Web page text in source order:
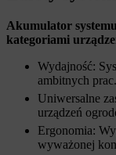
Akumulator
kategoriami
Wydajność:
ambitnych prac.
Uniwersalne
urządzeń
Ergonomia:
wyważonej